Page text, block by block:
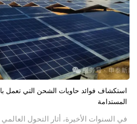
استكشاف فوائد حاويات الشحن التي تعمل
المستدامة
في السنوات الأخيرة، أثار التحول